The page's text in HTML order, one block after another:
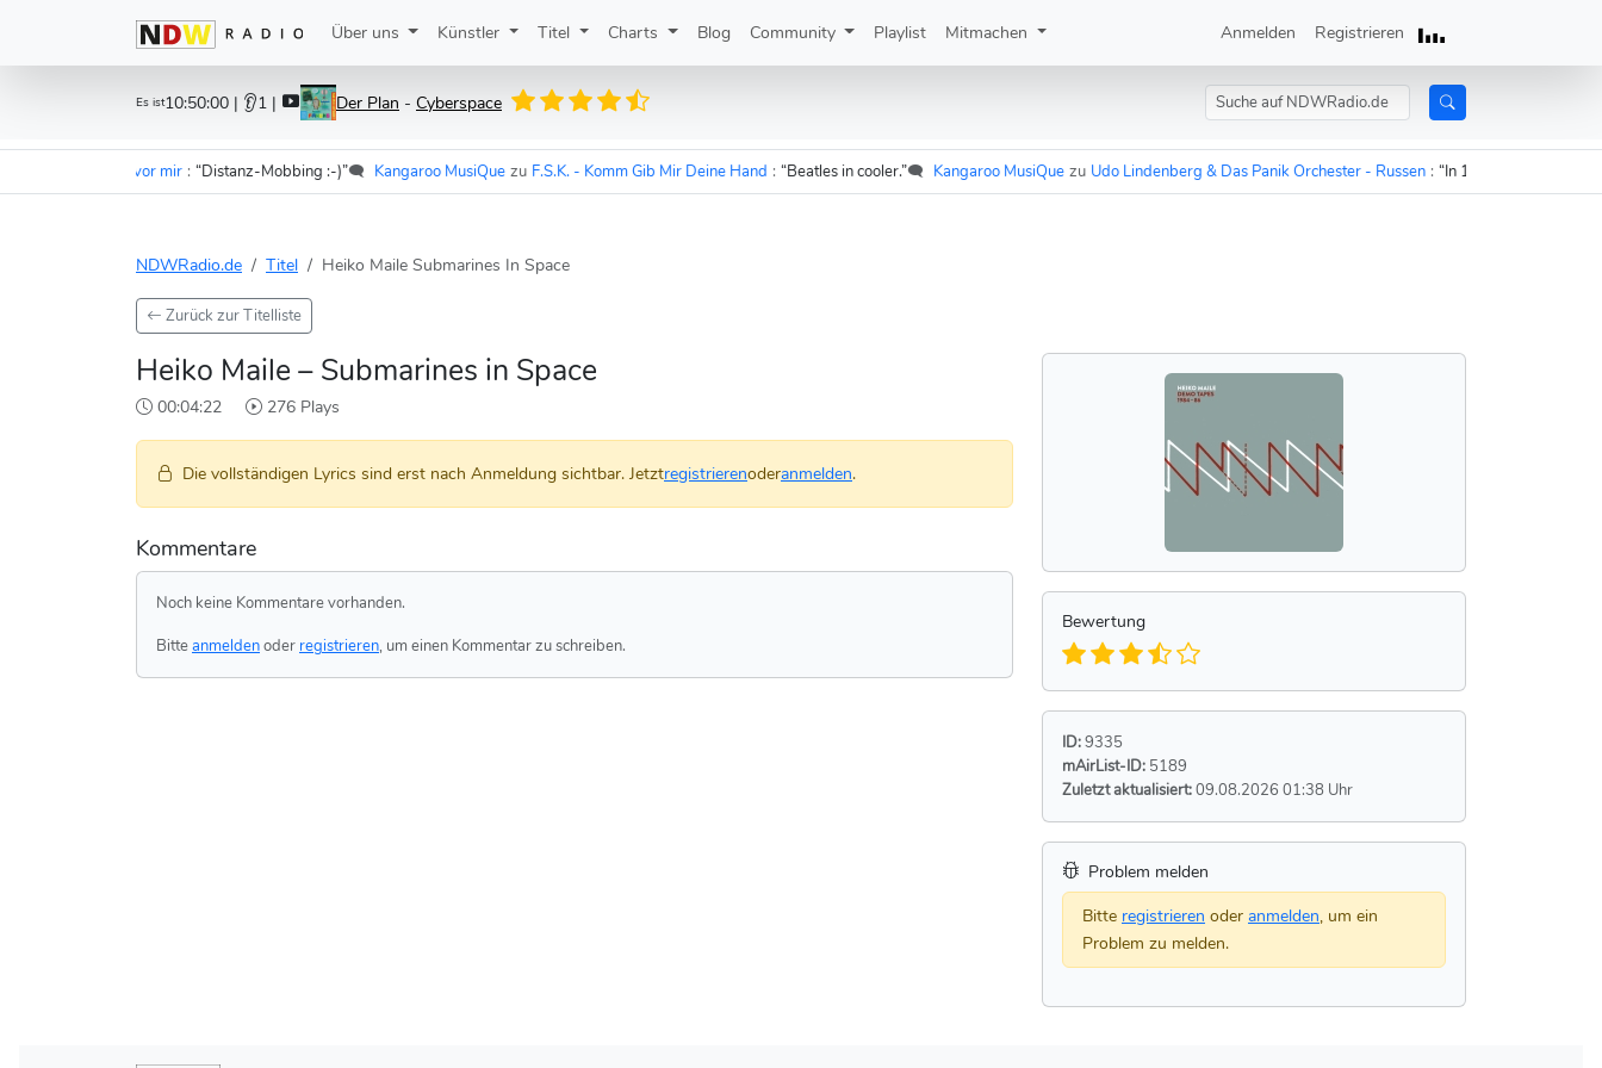
Über uns Künstler Titel Charts Blog Community Playlist Mitmachen Anmelden Registrieren
Es ist10:50:00 | 👂1 | Der Plan - Cyberspace
- Im Wagen vor mir : “Distanz-Mobbing :-)”🗨️ Kangaroo MusiQue zu F.S.K. - Komm Gib Mir Deine Hand : “Beatles in cooler.”🗨️ Kangaroo MusiQue zu Udo Lindenberg & Das Panik Orchester - Russen : “In 15 Minuten sind die
NDWRadio.de Titel Heiko Maile Submarines In Space
Zurück zur Titelliste
Heiko Maile – Submarines in Space
00:04:22 276 Plays
Die vollständigen Lyrics sind erst nach Anmeldung sichtbar. Jetztregistrierenoderanmelden.
Kommentare
Noch keine Kommentare vorhanden.
Bitteanmeldenoder registrieren, um einen Kommentar zu schreiben.
Bewertung
ID:9335
mAirList-ID: 5189
Zuletzt aktualisiert:09.08.2026 01:38 Uhr
Problem melden
Bitte registrieren oder anmelden, um ein
Problem zu melden.